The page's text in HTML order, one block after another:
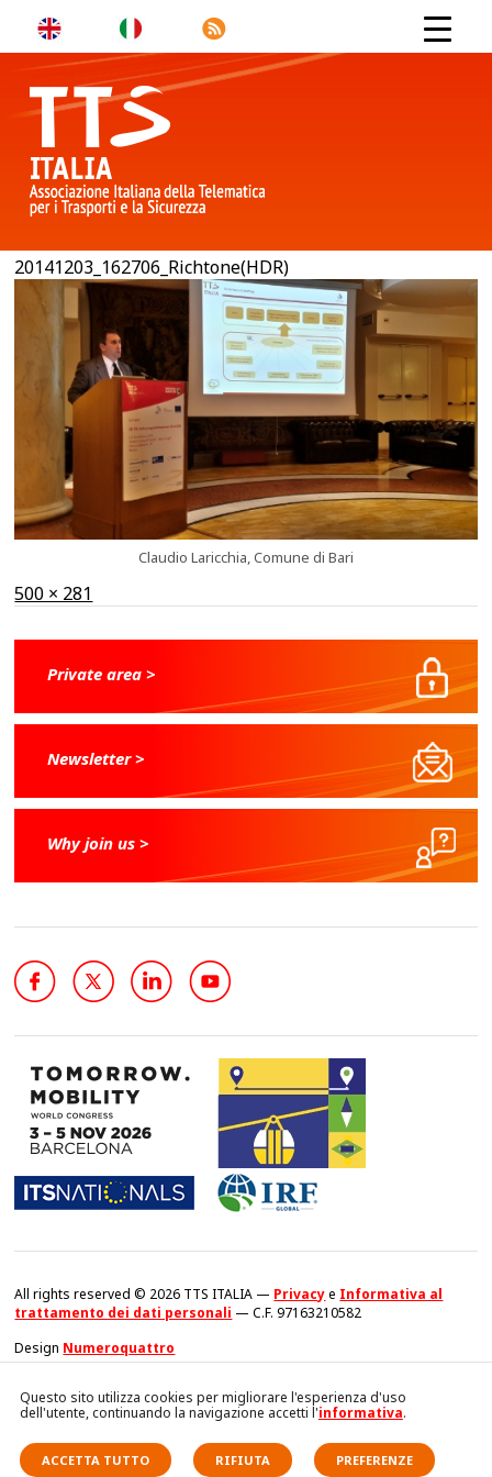
20141203_162706_Richtone(HDR)
Claudio Laricchia, Comune di Bari
Full
500 × 281
Private area >
Newsletter >
Why join us >
All rights reserved © 2026 TTS ITALIA — Privacye Informativa al
trattamento dei dati personali — C.F. 97163210582
Design Numeroquattro
Questo sito utilizza cookies per migliorare l'esperienza d'uso
dell'utente, continuando la navigazione accetti l'informativa.
ACCETTA TUTTO RIFIUTA PREFERENZE